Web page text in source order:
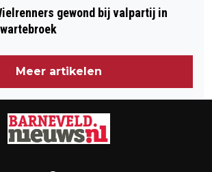
gewond bij valpartij in
Meer artikelen